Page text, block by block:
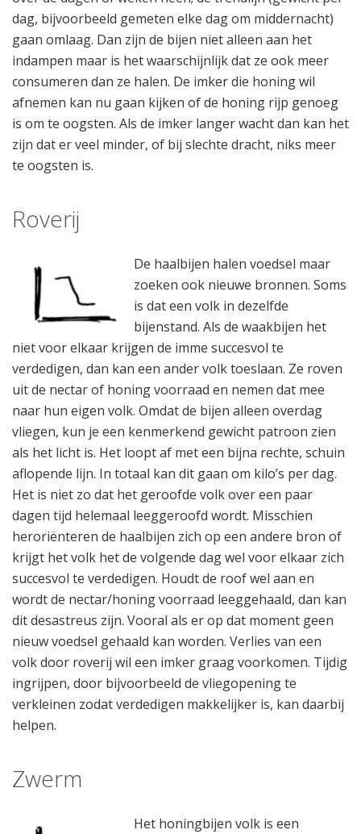
dag, bijvoorbeeld gemeten elke dag om middernacht)
gaan omlaag. Dan zijn de bijen niet alleen aan het
indampen maar is het waarschijnlijk dat ze ook meer
consumeren dan ze halen. De imker die honing wil
afnemen kan nu gaan kijken of de honing rijp genoeg
is om te oogsten. Als de imker langer wacht dan kan het
zijn dat er veel minder, of bij slechte dracht, niks meer
te oogsten is.
Roverij
De haalbijen halen voedsel maar
zoeken ook nieuwe bronnen. Soms
is dat een volk in dezelfde
bijenstand. Als de waakbijen het
niet voor elkaar krijgen de imme succesvol te
verdedigen, dan kan een ander volk toeslaan. Ze roven
uit de nectar of honing voorraad en nemen dat mee
naar hun eigen volk. Omdat de bijen alleen overdag
vliegen, kun je een kenmerkend gewicht patroon zien
als het licht is. Het loopt af met een bijna rechte, schuin
aflopende lijn. In totaal kan dit gaan om kilo’s per dag.
Het is niet zo dat het geroofde volk over een paar
dagen tijd helemaal leeggeroofd wordt. Misschien
heroriënteren de haalbijen zich op een andere bron of
krijgt het volk het de volgende dag wel voor elkaar zich
succesvol te verdedigen. Houdt de roof wel aan en
wordt de nectar/honing voorraad leeggehaald, dan kan
dit desastreus zijn. Vooral als er op dat moment geen
nieuw voedsel gehaald kan worden. Verlies van een
volk door roverij wil een imker graag voorkomen. Tijdig
ingrijpen, door bijvoorbeeld de vliegopening te
verkleinen zodat verdedigen makkelijker is, kan daarbij
helpen.
Zwerm
Het honingbijen volk is een